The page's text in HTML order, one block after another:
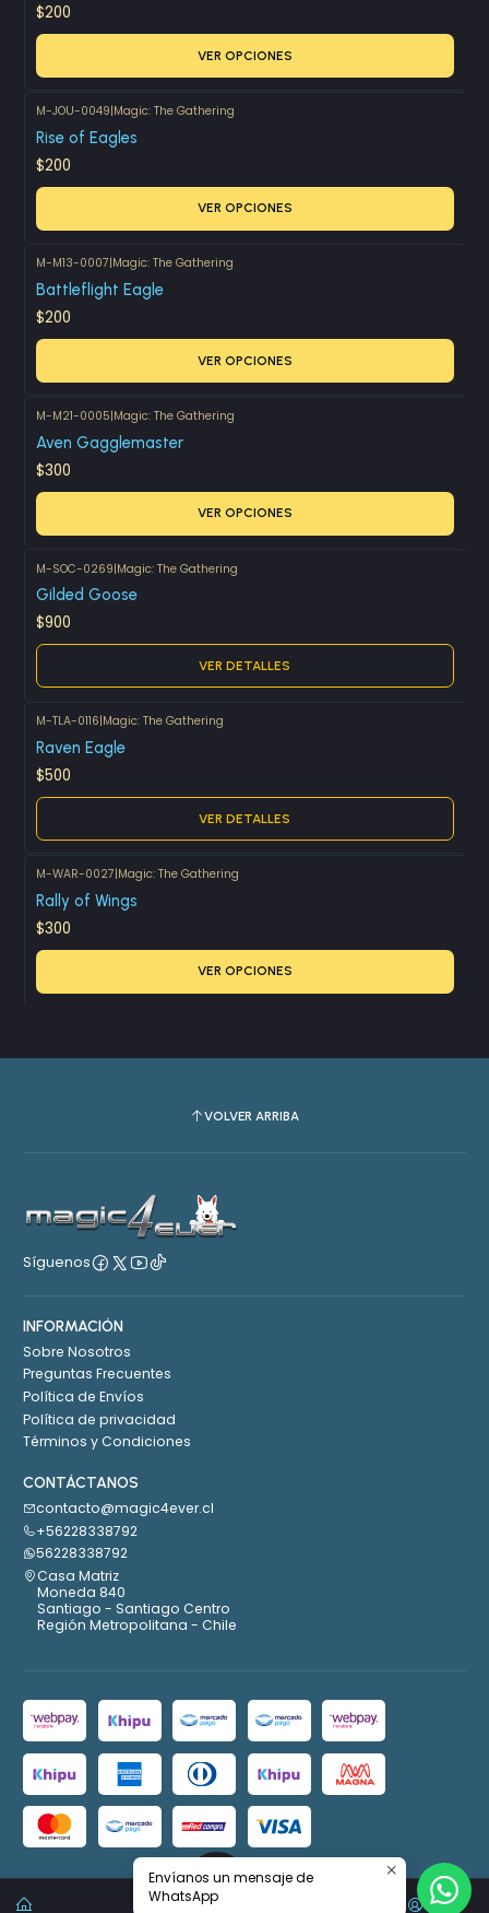
0
$200
VER OPCIONES
M-JOU-0049|Magic: The Gathering
Rise of Eagles
$200
VER OPCIONES
M-M13-0007|Magic: The Gathering
Battleflight Eagle
$200
VER OPCIONES
M-M21-0005|Magic: The Gathering
Aven Gagglemaster
$300
VER OPCIONES
Agotado
M-SOC-0269|Magic: The Gathering
Gilded Goose
$900
VER DETALLES
Agotado
M-TLA-0116|Magic: The Gathering
Raven Eagle
$500
VER DETALLES
M-WAR-0027|Magic: The Gathering
Rally of Wings
$300
VER OPCIONES
VOLVER ARRIBA
Síguenos
INFORMACIÓN
Sobre Nosotros
Preguntas Frecuentes
Política de Envíos
Política de privacidad
Términos y Condiciones
CONTÁCTANOS
contacto@magic4ever.cl
+56228338792
56228338792
Casa Matriz
Moneda 840
Santiago - Santiago Centro
Región Metropolitana - Chile
2026 Magic4ever.
Todos los derechos reservados.
Desarrollado por Jumpseller.
Envíanos un mensaje de
WhatsApp